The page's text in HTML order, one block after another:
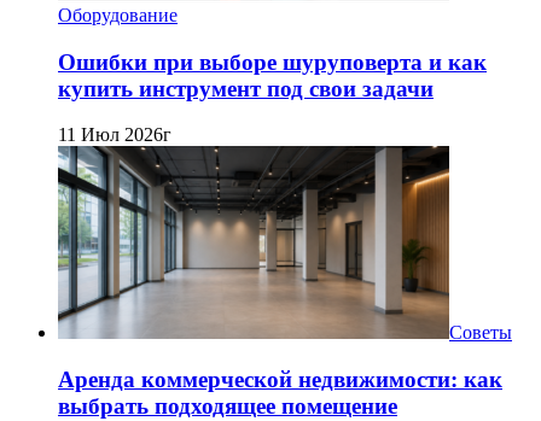
Оборудование
Ошибки при выборе шуруповерта и как
купить инструмент под свои задачи
11 Июл 2026г
Советы
Аренда коммерческой недвижимости: как
выбрать подходящее помещение